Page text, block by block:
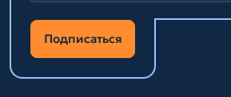
Подписаться